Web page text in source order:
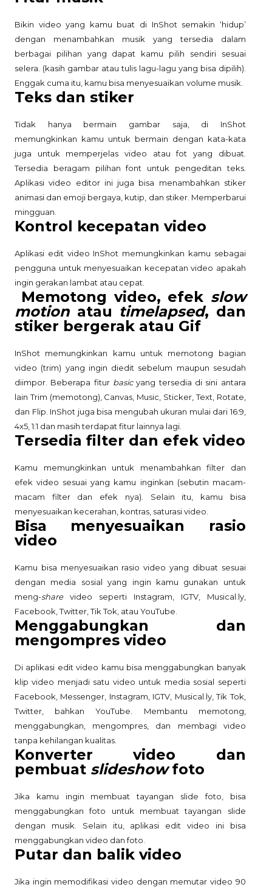
Bikin video yang kamu buat di InShot semakin ‘hidup’
dengan menambahkan musik yang tersedia dalam
berbagai pilihan yang dapat kamu pilih sendiri sesuai
selera. (kasih gambar atau tulis lagu-lagu yang bisa dipilih).
Enggak cuma itu, kamu bisa menyesuaikan volume musik.
Teks dan stiker
Tidak hanya bermain gambar saja, di InShot
memungkinkan kamu untuk bermain dengan kata-kata
juga untuk memperjelas video atau fot yang dibuat.
Tersedia beragam pilihan font untuk pengeditan teks.
Aplikasi video editor ini juga bisa menambahkan stiker
animasi dan emoji bergaya, kutip, dan stiker. Memperbarui
mingguan.
Kontrol kecepatan video
Aplikasi edit video InShot memungkinkan kamu sebagai
pengguna untuk menyesuaikan kecepatan video apakah
ingin gerakan lambat atau cepat.
Memotong video, efek slow
motion atau timelapsed, dan
stiker bergerak atau Gif
InShot memungkinkan kamu untuk memotong bagian
video (trim) yang ingin diedit sebelum maupun sesudah
diimpor. Beberapa fitur basicyang tersedia di sini antara
lain Trim (memotong), Canvas, Music, Sticker, Text, Rotate,
dan Flip. InShot juga bisa mengubah ukuran mulai dari 16:9,
4x5, 1:1 dan masih terdapat fitur lainnya lagi.
Tersedia filter dan efek video
Kamu memungkinkan untuk menambahkan filter dan
efek video sesuai yang kamu inginkan (sebutin macam-
macam filter dan efek nya). Selain itu, kamu bisa
menyesuaikan kecerahan, kontras, saturasi video.
Bisa menyesuaikan rasio
video
Kamu bisa menyesuaikan rasio video yang dibuat sesuai
dengan media sosial yang ingin kamu gunakan untuk
meng-share video seperti Instagram, IGTV, Musical.ly,
Facebook, Twitter, Tik Tok, atau YouTube.
Menggabungkan dan
mengompres video
Di aplikasi edit video kamu bisa menggabungkan banyak
klip video menjadi satu video untuk media sosial seperti
Facebook, Messenger, Instagram, IGTV, Musical.ly, Tik Tok,
Twitter, bahkan YouTube. Membantu memotong,
menggabungkan, mengompres, dan membagi video
tanpa kehilangan kualitas.
Konverter video dan
pembuat slideshowfoto
Jika kamu ingin membuat tayangan slide foto, bisa
menggabungkan foto untuk membuat tayangan slide
dengan musik. Selain itu, aplikasi edit video ini bisa
menggabungkan video dan foto.
Putar dan balik video
Jika ingin memodifikasi video dengan memutar video 90